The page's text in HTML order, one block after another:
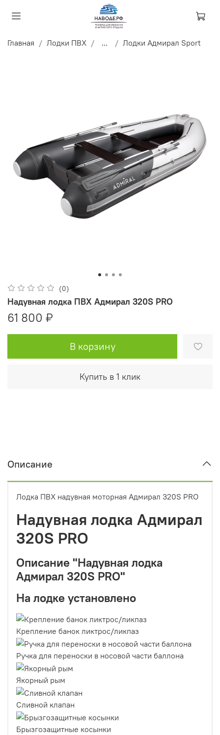
Главная Лодки ПВХ ... Лодки Адмирал Sport
(0)
Надувная лодка ПВХ Адмирал 320S PRO
61 800 ₽
В корзину
Купить в 1 клик
Описание
Лодка ПВХ надувная моторная Адмирал 320S PRO
Надувная лодка Адмирал
320S PRO
Описание "Надувная лодка
Адмирал 320S PRO"
На лодке установлено
Крепление банок ликтрос/ликпаз
Ручка для переноски в носовой части баллона
Якорный рым
Сливной клапан
Брызгозащитные косынки